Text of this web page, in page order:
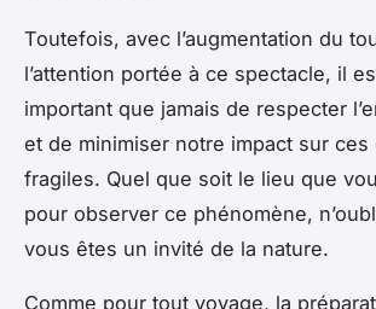
Toutefois, avec l’augmentation du
l’attention portée à ce spectacle, il
important que jamais de respecter
et de minimiser notre impact sur ces
fragiles. Quel que soit le lieu que
pour observer ce phénomène,
vous êtes un invité de la nature.
Comme pour tout voyage, la